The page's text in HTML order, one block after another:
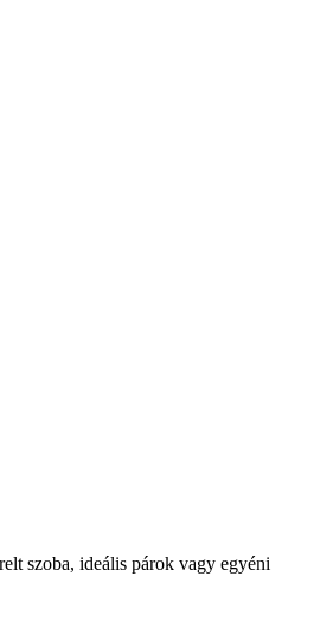
szoba, ideális párok vagy egyéni